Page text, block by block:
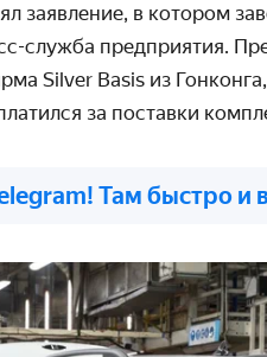
заявление, в котором
служба предприятия.
Silver Basis из
за поставки
Там быстро и